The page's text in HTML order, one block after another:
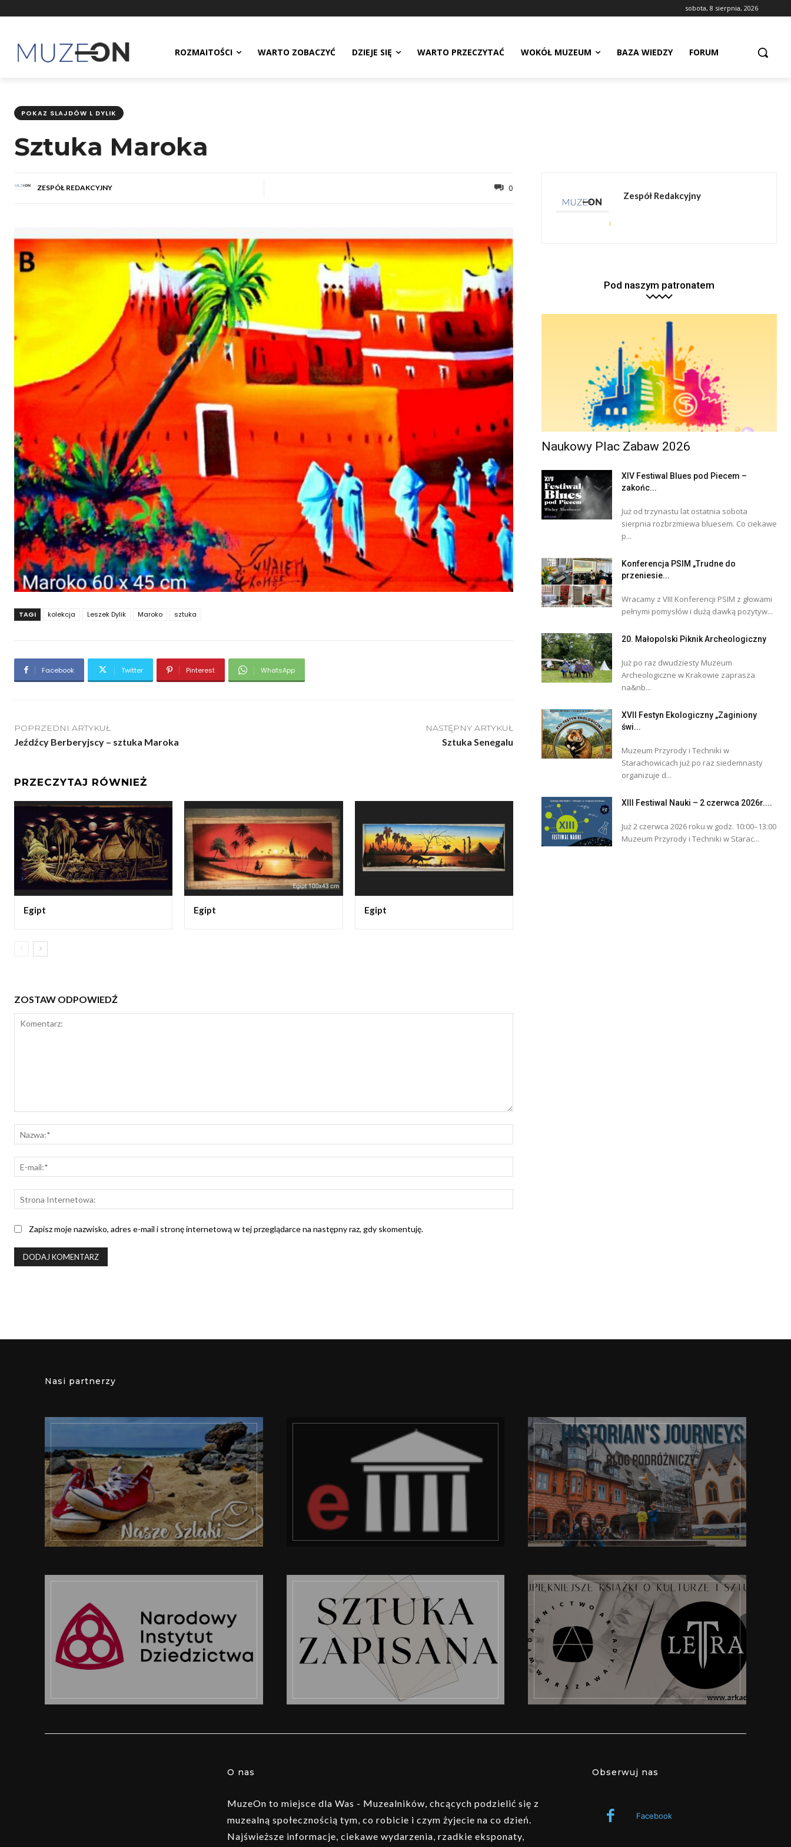
sobota, 8 sierpnia, 2026
ROZMAITOŚCI WARTO ZOBACZYĆ DZIEJE SIĘ WARTO PRZECZYTAĆ WOKÓŁ MUZEUM BAZA WIEDZY FORUM
POKAZ SLAJDÓW L DYLIK
Sztuka Maroka
ZESPÓŁ REDAKCYJNY 0
TAGI kolekcja Leszek Dylik Maroko sztuka
Facebook Twitter Pinterest WhatsApp
POPRZEDNI ARTYKUŁ
Jeźdźcy Berberyjscy – sztuka Maroka
NASTĘPNY ARTYKUŁ
Sztuka Senegalu
PRZECZYTAJ RÓWNIEŻ
Egipt Egipt Egipt
ZOSTAW ODPOWIEDŹ
mail:*
Internetowa:
Zapisz moje nazwisko, adres e-mail i stronę internetową w tej przeglądarce na następny raz, gdy skomentuję.
Zespół Redakcyjny
Pod naszym patronatem
Naukowy Plac Zabaw 2026
XIV Festiwal Blues pod Piecem –
zakońc...
Już od trzynastu lat ostatnia sobota
sierpnia rozbrzmiewa bluesem. Co ciekawe
p...
Konferencja PSIM „Trudne do
przeniesie...
Wracamy z VIII Konferencji PSIM z głowami
pełnymi pomysłów i dużą dawką pozytyw...
20. Małopolski Piknik Archeologiczny
Już po raz dwudziesty Muzeum
Archeologiczne w Krakowie zaprasza
na&nb...
XVII Festyn Ekologiczny „Zaginiony
świ...
Muzeum Przyrody i Techniki w
Starachowicach już po raz siedemnasty
organizuje d...
XIII Festiwal Nauki – 2 czerwca 2026r....
Już 2 czerwca 2026 roku w godz. 10:00–13:00
Muzeum Przyrody i Techniki w Starac...
Nasi partnerzy
O nas
MuzeOn to miejsce dla Was - Muzealników, chcących podzielić się z
muzealną społecznością tym, co robicie i czym żyjecie na co dzień.
Najświeższe informacje, ciekawe wydarzenia, rzadkie eksponaty,
Obserwuj nas
Facebook